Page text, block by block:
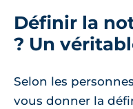
Définir la
? Un
Selon les
vous donner la